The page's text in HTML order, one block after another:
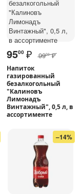
9500 ₽ 9900 ₽
Напиток
газированный
безалкогольный
"Калиновъ
Лимонадъ
Винтажный", 0,5 л, в
ассортименте
–14%